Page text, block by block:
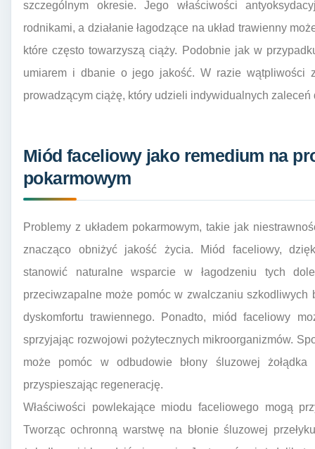
szczególnym okresie. Jego właściwości
rodnikami, a działanie łagodzące na układ trawienny
które często towarzyszą ciąży. Podobnie jak w
umiarem i dbanie o jego jakość. W razie wątpliwości
prowadzącym ciążę, który udzieli indywidualnych zaleceń
Miód faceliowy jako remedium na
pokarmowym
Problemy z układem pokarmowym, takie jak
znacząco obniżyć jakość życia. Miód faceliowy,
stanowić naturalne wsparcie w łagodzeniu tych
przeciwzapalne może pomóc w zwalczaniu
dyskomfortu trawiennego. Ponadto, miód faceliowy
sprzyjając rozwojowi pożytecznych mikroorganizmów.
może pomóc w odbudowie błony śluzowej
przyspieszając regenerację.
Właściwości powlekające miodu faceliowego mogą
Tworząc ochronną warstwę na błonie śluzowej